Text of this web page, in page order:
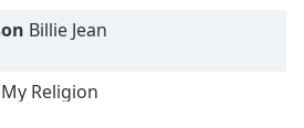
Billie Jean
Religion